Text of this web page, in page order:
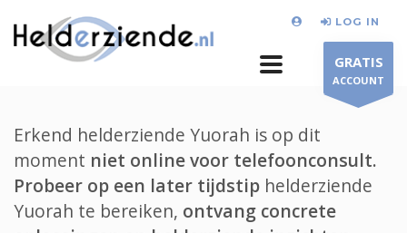
LOG IN
GRATIS
ACCOUNT
Erkend helderziende Yuorah is op dit
moment niet online voor telefoonconsult.
Probeer op een later tijdstip helderziende
Yuorah te bereiken, ontvang concrete